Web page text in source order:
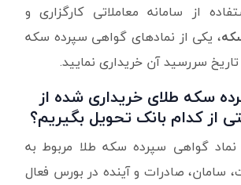
از سامانه معاملاتی کارگزاری و
، یکی از نمادهای گواهی سپرده سکه
تاریخ سررسید آن خریداری نمایید.
سکه طلای خریداری شده از
از کدام بانک تحویل بگیریم؟
حال حاضر ۵ نماد گواهی سپرده سکه طلا مربوط به
سامان، صادرات و آینده در بورس فعال